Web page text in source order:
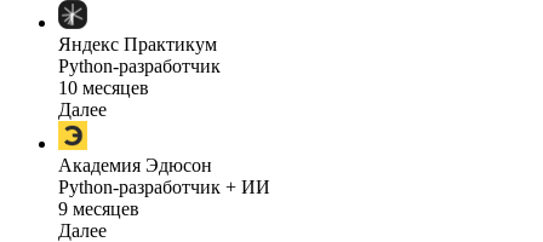
Яндекс Практикум
Python-разработчик
10 месяцев
Далее
Академия Эдюсон
Python-разработчик + ИИ
9 месяцев
Далее